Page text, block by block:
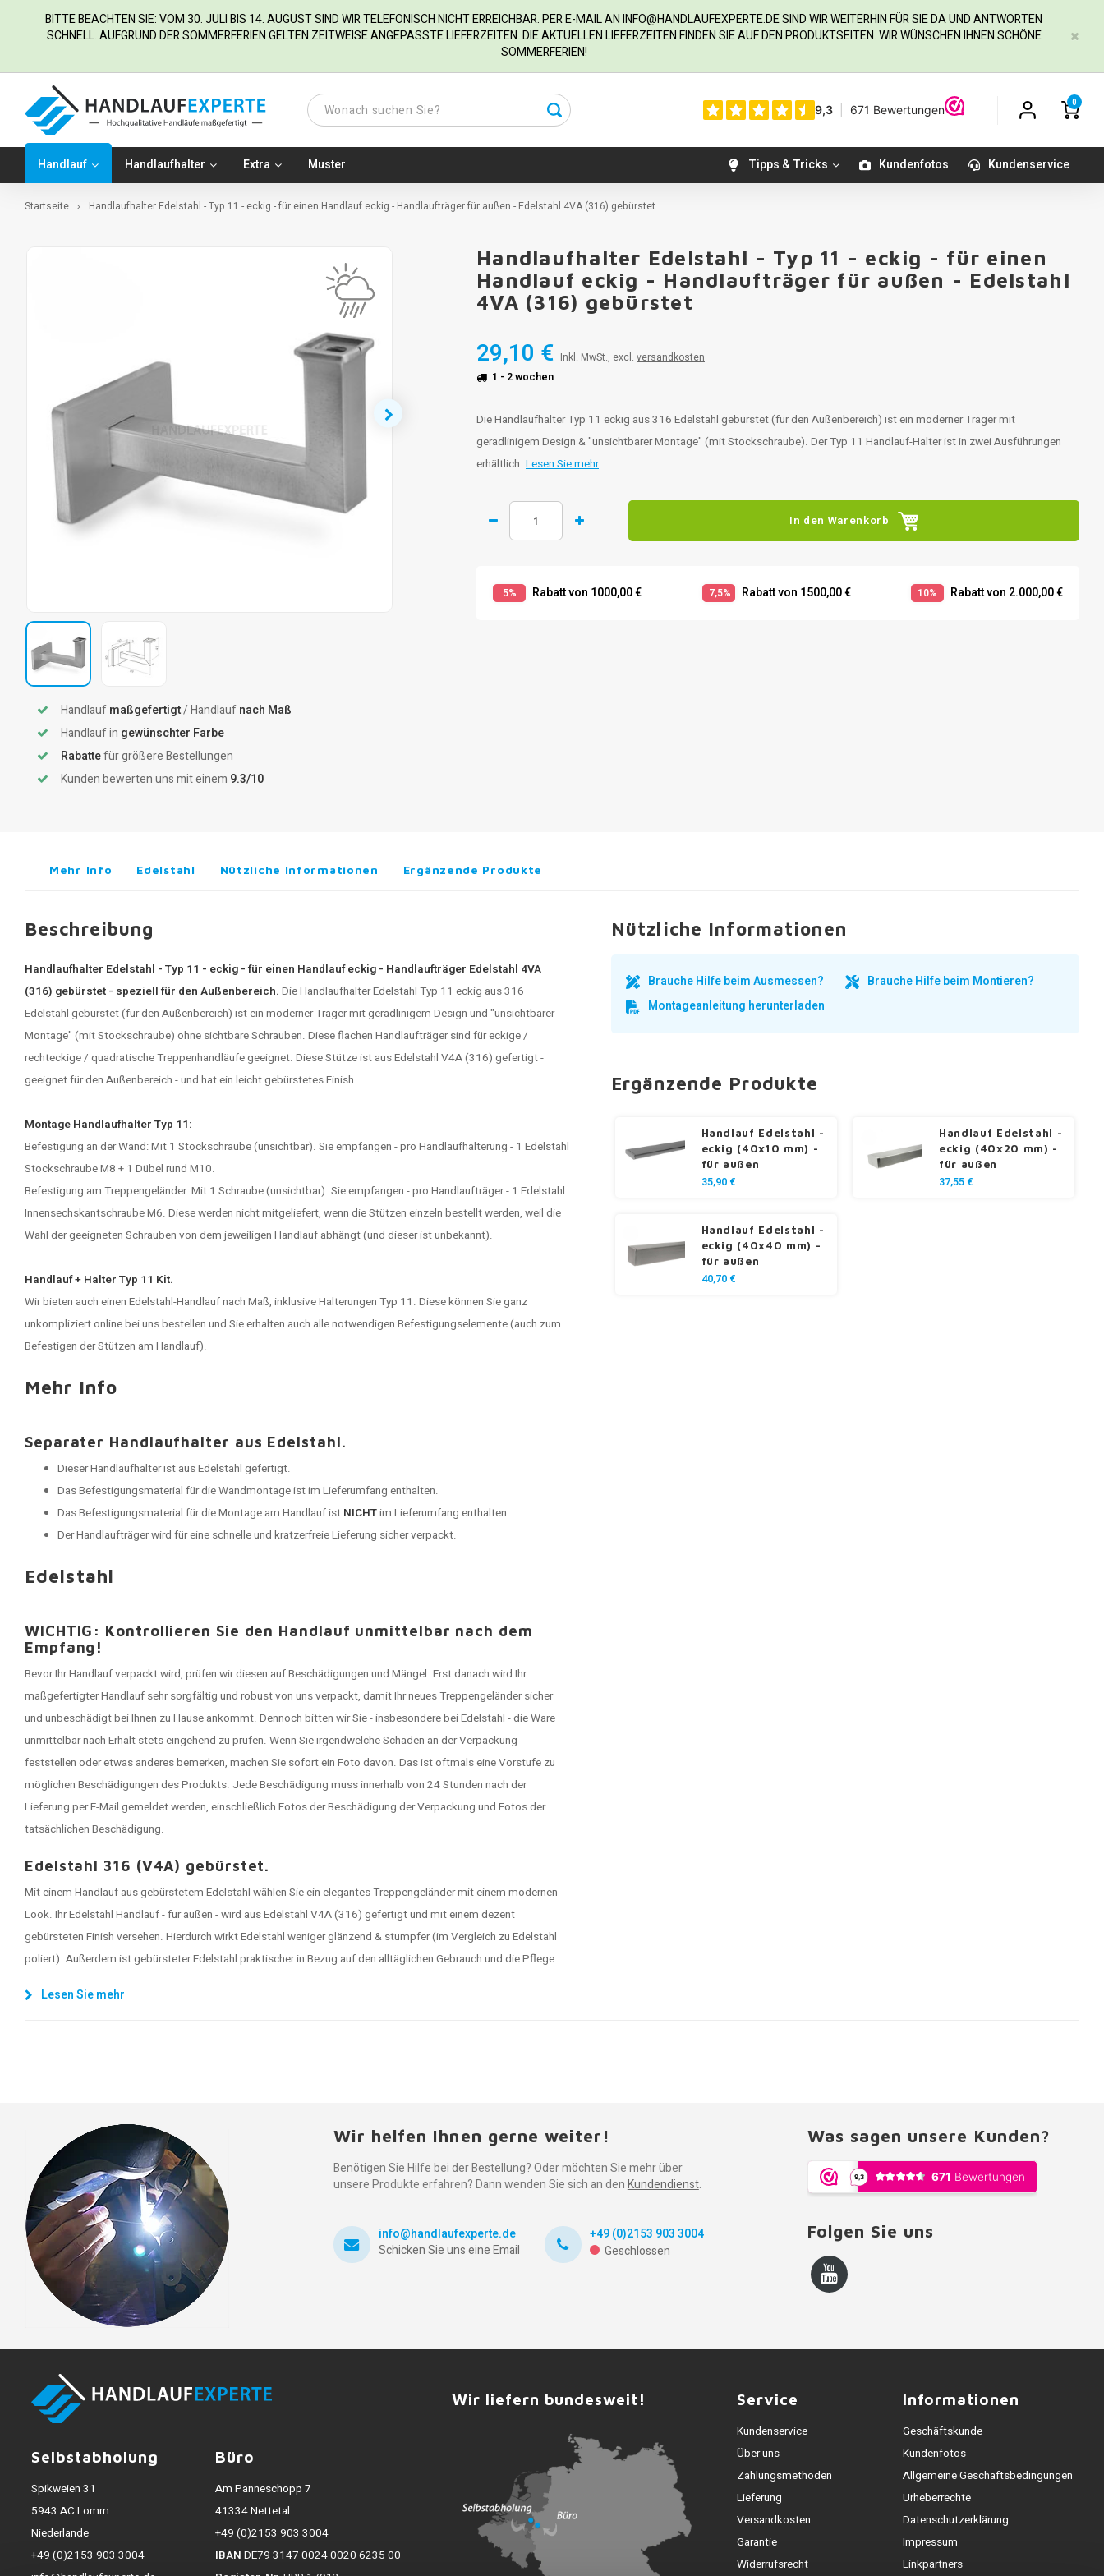
BITTE BEACHTEN SIE: VOM 30. JULI BIS 14. AUGUST SIND WIR TELEFONISCH NICHT ERREICHBAR. PER E-MAIL ANINFO@HANDLAUFEXPERTE.DESIND WIR WEITERHIN FÜR SIE DA UND ANTWORTEN
SCHNELL. AUFGRUND DER SOMMERFERIEN GELTEN ZEITWEISE ANGEPASSTE LIEFERZEITEN. DIE AKTUELLEN LIEFERZEITEN FINDEN SIE AUF DEN PRODUKTSEITEN. WIR WÜNSCHEN IHNEN SCHÖNE
SOMMERFERIEN!
0
Handlauf Handlaufhalter Extra Muster Tipps & Tricks Kundenfotos Kundenservice
Startseite Handlaufhalter Edelstahl - Typ 11 - eckig - für einen Handlauf eckig - Handlaufträger für außen - Edelstahl 4VA (316) gebürstet
Handlaufmaßgefertigt/ Handlaufnach Maß
Handlauf in gewünschter Farbe
Rabattefür größere Bestellungen
Kunden bewerten uns mit einem 9.3/10
Handlaufhalter Edelstahl - Typ 11 - eckig - für einen
Handlauf eckig - Handlaufträger für außen - Edelstahl
4VA (316) gebürstet
29,10 € Inkl. MwSt., excl. versandkosten
1 - 2 wochen
Die Handlaufhalter Typ 11 eckig aus 316 Edelstahl gebürstet (für den Außenbereich) ist ein moderner Träger mit
geradlinigem Design & "unsichtbarer Montage" (mit Stockschraube). Der Typ 11 Handlauf-Halter ist in zwei Ausführungen
erhältlich. Lesen Sie mehr
In den Warenkorb
5% Rabatt von 1000,00 € 7,5% Rabatt von 1500,00 € 10% Rabatt von 2.000,00 €
Mehr Info Edelstahl Nützliche Informationen Ergänzende Produkte
Beschreibung
Handlaufhalter Edelstahl - Typ 11 - eckig - für einen Handlauf eckig - Handlaufträger Edelstahl 4VA
(316) gebürstet - speziell für den Außenbereich. DieHandlaufhalter Edelstahl Typ 11 eckig aus 316
Edelstahl gebürstet (für den Außenbereich) ist ein moderner Träger mit geradlinigem Design und "unsichtbarer
Montage" (mit Stockschraube) ohne sichtbare Schrauben. Diese flachen Handlaufträger sind für eckige /
rechteckige / quadratische Treppenhandläufe geeignet. Diese Stütze ist aus Edelstahl V4A (316) gefertigt -
geeignet für den Außenbereich - und hat ein leicht gebürstetes Finish.
Montage Handlaufhalter Typ 11:
Befestigung an der Wand: Mit 1 Stockschraube (unsichtbar). Sie empfangen - pro Handlaufhalterung - 1 Edelstahl
Stockschraube M8 + 1 Dübel rund M10.
Befestigung am Treppengeländer: Mit 1 Schraube (unsichtbar). Sie empfangen - pro Handlaufträger - 1 Edelstahl
Innensechskantschraube M6. Diese werden nicht mitgeliefert, wenn die Stützen einzeln bestellt werden, weil die
Wahl der geeigneten Schrauben von dem jeweiligen Handlauf abhängt (und dieser ist unbekannt).
Handlauf + Halter Typ 11 Kit.
Wir bieten auch einen Edelstahl-Handlaufnach Maß, inklusive Halterungen Typ 11. Diese können Sie ganz
unkompliziert online bei uns bestellen und Sie erhalten auch alle notwendigen Befestigungselemente (auch zum
Befestigen der Stützen am Handlauf).
Mehr Info
Separater Handlaufhalter aus Edelstahl.
Dieser Handlaufhalter ist aus Edelstahl gefertigt.
Das Befestigungsmaterial für die Wandmontage ist im Lieferumfang enthalten.
Das Befestigungsmaterial für die Montage am Handlauf ist NICHTim Lieferumfang enthalten.
Der Handlaufträger wird für eine schnelle und kratzerfreie Lieferung sicher verpackt.
Edelstahl
WICHTIG: Kontrollieren Sie den Handlauf unmittelbar nach dem
Empfang!
Bevor Ihr Handlauf verpackt wird, prüfen wir diesen auf Beschädigungen und Mängel. Erst danach wird Ihr
maßgefertigter Handlauf sehr sorgfältig und robust von uns verpackt, damit Ihr neues Treppengeländer sicher
und unbeschädigt bei Ihnen zu Hause ankommt. Dennoch bitten wir Sie - insbesondere bei Edelstahl - die Ware
unmittelbar nach Erhalt stets eingehend zu prüfen. Wenn Sie irgendwelche Schäden an der Verpackung
feststellen oder etwas anderes bemerken, machen Sie sofort ein Foto davon. Das ist oftmals eine Vorstufe zu
möglichen Beschädigungen des Produkts. Jede Beschädigung muss innerhalb von 24 Stunden nach der
Lieferung per E-Mail gemeldet werden, einschließlich Fotos der Beschädigung der Verpackung und Fotos der
tatsächlichen Beschädigung.
Edelstahl 316 (V4A) gebürstet.
Mit einem Handlauf aus gebürstetem Edelstahl wählen Sie ein elegantes Treppengeländer mit einem modernen
Look. Ihr Edelstahl Handlauf - für außen - wird aus Edelstahl V4A (316) gefertigt und mit einem dezent
gebürsteten Finish versehen. Hierdurch wirkt Edelstahl weniger glänzend & stumpfer (im Vergleich zu Edelstahl
poliert). Außerdem ist gebürsteter Edelstahl praktischer in Bezug auf den alltäglichen Gebrauch und die Pflege.
Lesen Sie mehr
Nützliche Informationen
Brauche Hilfe beim Ausmessen?
Brauche Hilfe beim Montieren?
Montageanleitung herunterladen
Ergänzende Produkte
Handlauf Edelstahl -
eckig (40x10 mm) -
für außen
35,90 €
Handlauf Edelstahl -
eckig (40x20 mm) -
für außen
37,55 €
Handlauf Edelstahl -
eckig (40x40 mm) -
für außen
40,70 €
Wir helfen Ihnen gerne weiter!
Benötigen Sie Hilfe bei der Bestellung? Oder möchten Sie mehr über
unsere Produkte erfahren? Dann wenden Sie sich an denKundendienst.
info@handlaufexperte.de
Schicken Sie uns eine Email
+49 (0)2153 903 3004
Geschlossen
Was sagen unsere Kunden?
Folgen Sie uns
Selbstabholung
Spikweien 31
5943 AC Lomm
Niederlande
+49 (0)2153 903 3004
Büro
Am Panneschopp 7
41334 Nettetal
+49 (0)2153 903 3004
IBAN DE79 3147 0024 0020 6235 00
Wir liefern bundesweit! Service
Kundenservice
Über uns
Zahlungsmethoden
Lieferung
Versandkosten
Garantie
Widerrufsrecht
Informationen
Geschäftskunde
Kundenfotos
Allgemeine Geschäftsbedingungen
Urheberrechte
Datenschutzerklärung
Impressum
Linkpartners